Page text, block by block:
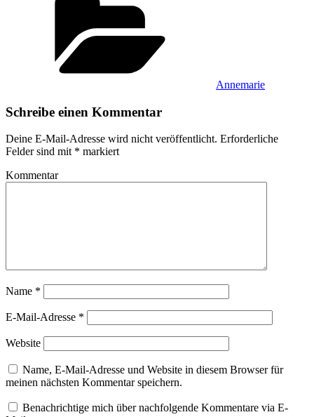
Annemarie
Schreibe einen Kommentar
Deine E-Mail-Adresse wird nicht veröffentlicht. Erforderliche
Felder sind mit * markiert
Kommentar
Name *
E-Mail-Adresse *
Website
Name, E-Mail-Adresse und Website in diesem Browser für
meinen nächsten Kommentar speichern.
Benachrichtige mich über nachfolgende Kommentare via E-